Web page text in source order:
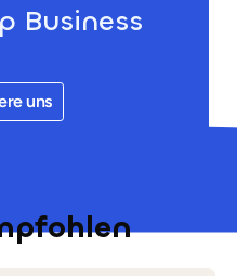
Business
uns